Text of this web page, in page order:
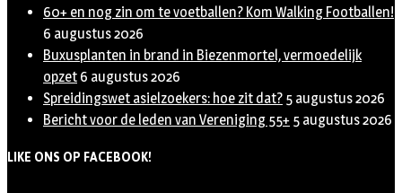
60+ en nog zin om te voetballen? Kom Walking Footballen!
6 augustus 2026
Buxusplanten in brand in Biezenmortel, vermoedelijk
opzet 6 augustus 2026
Spreidingswet asielzoekers: hoe zit dat? 5 augustus 2026
Bericht voor de leden van Vereniging 55+ 5 augustus 2026
LIKE ONS OP FACEBOOK!